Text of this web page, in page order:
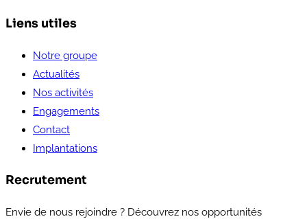
Liens utiles
Notre groupe
Actualités
Nos activités
Engagements
Contact
Implantations
Recrutement
Envie de nous rejoindre ? Découvrez nos opportunités